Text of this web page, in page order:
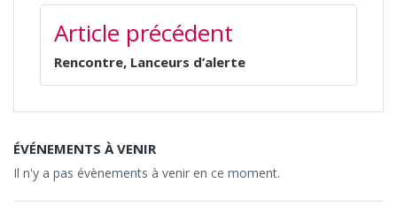
NAVIGATION
DE
L’ARTICLE
Article précédent
Rencontre, Lanceurs d’alerte
ÉVÉNEMENTS À VENIR
Il n'y a pas évènements à venir en ce moment.